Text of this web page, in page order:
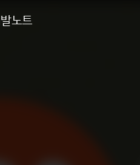
노트